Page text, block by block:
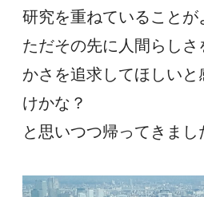
研究を重ねていることが
ただその先に人間らし
かさを追求してほしい
けかな？
と思いつつ帰ってきまし